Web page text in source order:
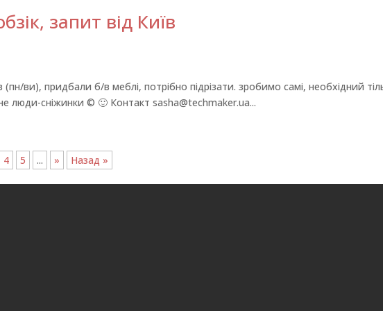
запит від Київ
(пн/ви), придбали б/в меблі, потрібно підрізати. зробимо самі, необхідний
люди-сніжинки © 🙂 Контакт sasha@techmaker.ua...
4 5 ... » Назад »